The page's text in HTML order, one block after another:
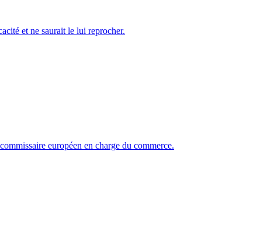
et ne saurait le lui reprocher.
européen en charge du commerce.